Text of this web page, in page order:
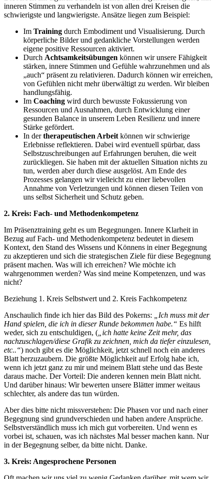
inneren Stimmen zu verhandeln ist von allen drei Kreisen die
schwierigste und langwierigste. Ansätze liegen zum Beispiel:
Im Training durch Embodiment und Visualisierung. Durch
körperliche Bilder und gedankliche Vorstellungen werden
eigene positive Ressourcen aktiviert.
Durch Achtsamkeitsübungen können wir unsere Fähigkeit
stärken, innere Stimmen und Gefühle wahrzunehmen und als
„auch“ präsent zu relativieren. Dadurch können wir erreichen,
von Gefühlen nicht mehr überwältigt zu werden. Wir bleiben
handlungsfähig.
Im Coaching wird durch bewusste Fokussierung von
Ressourcen und Ausnahmen, durch Entwicklung einer
gesunden Balance in unserem Leben Resilienz und innere
Stärke gefördert.
In dertherapeutischen Arbeit können wir schwierige
Erlebnisse reflektieren. Dabei wird eventuell spürbar, dass
Selbstzuschreibungen auf Erfahrungen beruhen, die weit
zurückliegen. Sie haben mit der aktuellen Situation nichts zu
tun, werden aber durch diese ausgelöst. Am Ende des
Prozesses gelangen wir vielleicht zu einer liebevollen
Annahme von Verletzungen und können diesen Teilen von
uns selbst Sicherheit und Schutz geben.
2. Kreis: Fach- und Methodenkompetenz
Im Präsenztraining geht es um Begegnungen. Innere Klarheit in
Bezug auf Fach- und Methodenkompetenz bedeutet in diesem
Kontext, den Stand des Wissens und Könnens in einer Begegnung
zu akzeptieren und sich die strategischen Ziele für diese Begegnung
präsent machen. Was will ich erreichen? Wie möchte ich
wahrgenommen werden? Was sind meine Kompetenzen, und was
nicht?
Beziehung 1. Kreis Selbstwert und 2. Kreis Fachkompetenz
Anschaulich finde ich hier das Bild des Pokerns:
„Ich muss mit der
Hand spielen, die ich in dieser Runde bekommen habe.“ Es hilft
weder, sich zu entschuldigen, ( „ich hatte keine Zeit mehr, das
nachzuschlagen/diese Grafik zu zeichnen, mich da tiefer einzulesen,
etc..“) noch gibt es die Möglichkeit, jetzt schnell noch ein anderes
Blatt herzuzaubern. Die größte Möglichkeit auf Erfolg habe ich,
wenn ich jetzt ganz zu mir und meinem Blatt stehe und das Beste
daraus mache. Der Vorteil: Die anderen kennen mein Blatt nicht.
Und darüber hinaus: Wir bewerten unsere Blätter immer weitaus
schlechter, als andere das tun würden.
Aber dies bitte nicht missverstehen: Die Phasen vor und nach einer
Begegnung sind grundverschieden und haben andere Ansprüche.
Selbstverständlich muss ich mich gut vorbereiten. Und wenn es
vorbei ist, schauen, was ich nächstes Mal besser machen kann. Nur
in der Begegnung selber, da bitte nicht. Danke.
3. Kreis: Angesprochene Personen